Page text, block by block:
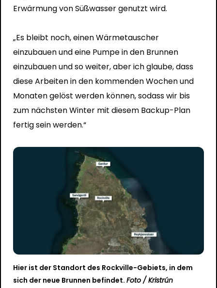
Erwärmung von Süßwasser genutzt wird.
„Es bleibt noch, einen Wärmetauscher
einzubauen und eine Pumpe in den Brunnen
einzubauen und so weiter, aber ich glaube, dass
diese Arbeiten in den kommenden Wochen und
Monaten gelöst werden können, sodass wir bis
zum nächsten Winter mit diesem Backup-Plan
fertig sein werden.“
Hier ist der Standort des Rockville-Gebiets, in dem
sich der neue Brunnen befindet. Foto / Kristrún